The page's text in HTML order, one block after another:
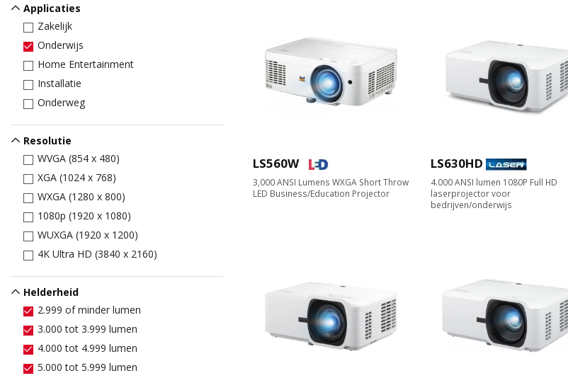
Applicaties
Zakelijk
Onderwijs
Home Entertainment
Installatie
Onderweg
Resolutie
WVGA (854 x 480)
XGA (1024 x 768)
WXGA (1280 x 800)
1080p (1920 x 1080)
WUXGA (1920 x 1200)
4K Ultra HD (3840 x 2160)
Helderheid
2.999 of minder lumen
3.000 tot 3.999 lumen
4.000 tot 4.999 lumen
5.000 tot 5.999 lumen
LS560W
3,000 ANSI Lumens WXGA Short Throw
LED Business/Education Projector
LS630HD
4.000 ANSI lumen 1080P Full HD
laserprojector voor
bedrijven/onderwijs